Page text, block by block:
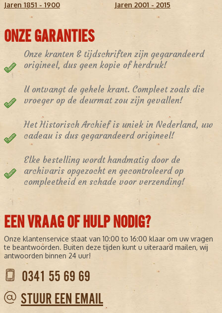
Jaren 1851 - 1900
Jaren 2001 - 2015
ONZE GARANTIES
Onze kranten & tijdschriften zijn gegarandeerd
origineel, dus geen kopie of herdruk!
U ontvangt de gehele krant. Compleet zoals die
vroeger op de deurmat zou zijn gevallen!
Het Historisch Archief is uniek in Nederland, uw
cadeau is dus gegarandeerd origineel!
Elke bestelling wordt handmatig door de
archivaris opgezocht en gecontroleerd op
compleetheid en schade voor verzending!
EEN VRAAG OF HULP NODIG?
Onze klantenservice staat van 10:00 to 16:00 klaar om uw vragen
te beantwoorden. Buiten deze tijden kunt u uiteraard mailen, wij
antwoorden binnen 24 uur!
0341 55 69 69
STUUR EEN EMAIL